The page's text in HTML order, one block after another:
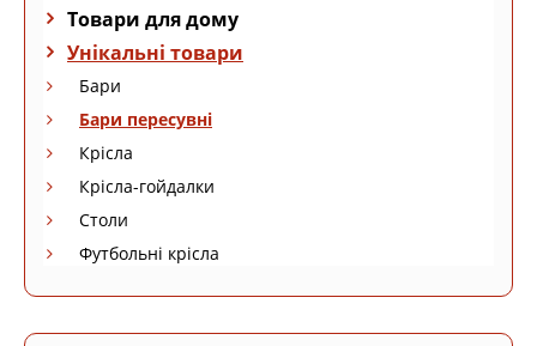
Товари для дому
Унікальні товари
Бари
Бари пересувні
Крісла
Крісла-гойдалки
Столи
Футбольні крісла